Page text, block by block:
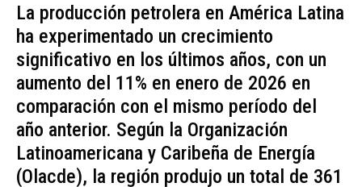
La producción petrolera en América Latina
ha experimentado un crecimiento
significativo en los últimos años, con un
aumento del 11% en enero de 2026 en
comparación con el mismo período del
año anterior. Según la Organización
Latinoamericana y Caribeña de Energía
(Olacde), la región produjo un total de 361